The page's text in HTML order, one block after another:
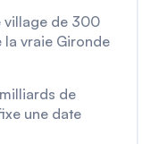
village de 300
vraie Gironde
de
une date